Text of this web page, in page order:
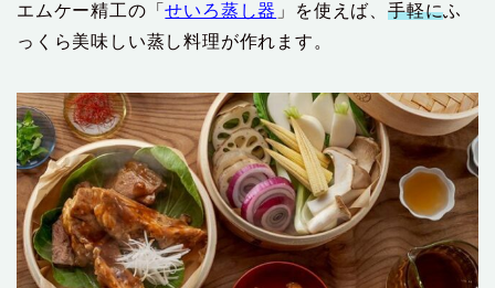
エムケー精工の「せいろ蒸し器 」を使えば、手軽にふ
っくら美味しい蒸し料理が作れます。